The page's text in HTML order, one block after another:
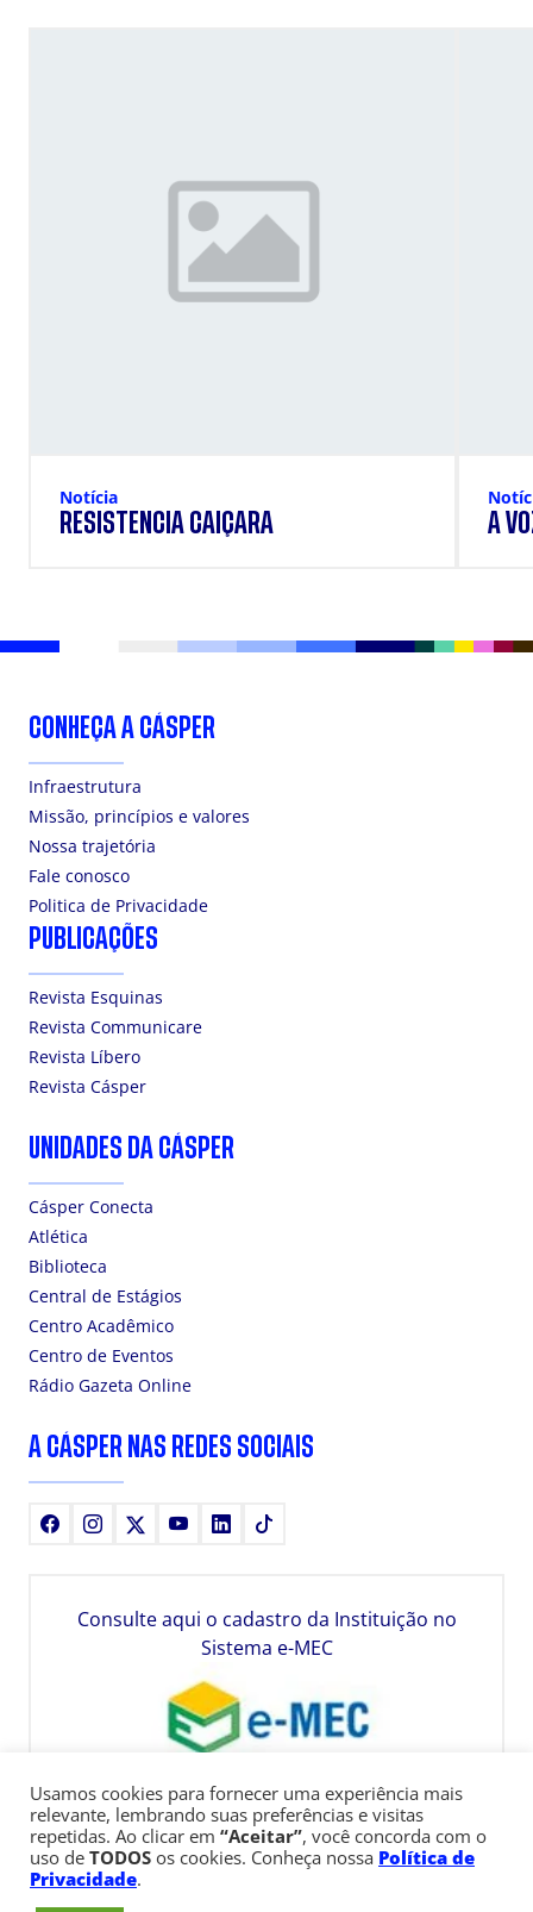
Notícia
RESISTÊNCIA CAIÇARA A
CONHEÇA A CÁSPER
Infraestrutura
Missão, princípios e valores
Nossa trajetória
Fale conosco
Politica de Privacidade
PUBLICAÇÕES
Revista Esquinas
Revista Communicare
Revista Líbero
Revista Cásper
UNIDADES DA CÁSPER
Cásper Conecta
Atlética
Biblioteca
Central de Estágios
Centro Acadêmico
Centro de Eventos
Rádio Gazeta Online
A CÁSPER NAS REDES SOCIAIS
FacebookInstagram YoutubeLinkedIn
Consulte aqui o cadastro da Instituição no
Sistema e-MEC
Usamos cookies para fornecer uma experiência mais
relevante, lembrando suas preferências e visitas
repetidas. Ao clicar em “Aceitar”, você concorda com o
uso de TODOS os cookies. Conheça nossa Política de
Privacidade.